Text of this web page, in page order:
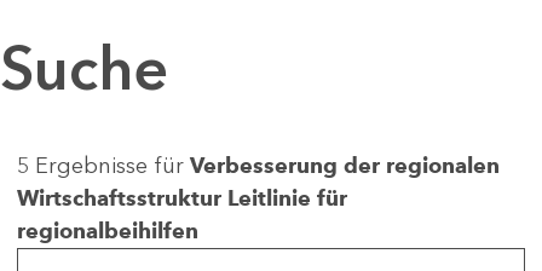
Suche
5 Ergebnisse für Verbesserung der regionalen
Wirtschaftsstruktur Leitlinie für
regionalbeihilfen